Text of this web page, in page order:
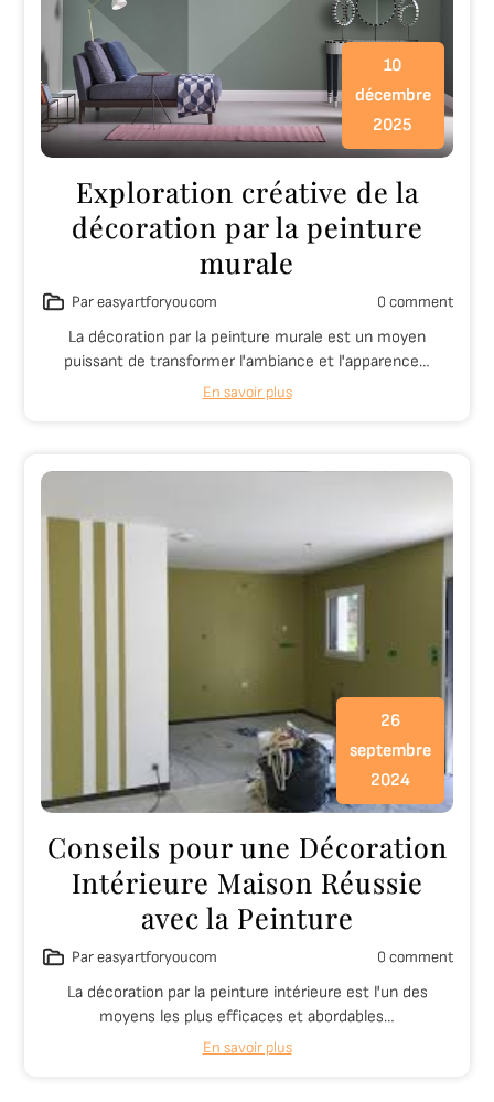
10
décembre
2025
Exploration créative de la
décoration par la peinture
murale
Par easyartforyoucom 0 comment
La décoration par la peinture murale est un moyen
puissant de transformer l'ambiance et l'apparence…
En savoir plus
26
septembre
2024
Conseils pour une Décoration
Intérieure Maison Réussie
avec la Peinture
Par easyartforyoucom 0 comment
La décoration par la peinture intérieure est l'un des
moyens les plus efficaces et abordables…
En savoir plus